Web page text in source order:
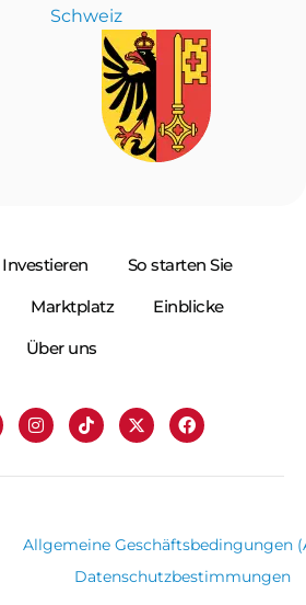
Schweiz
Investieren
So starten Sie
Marktplatz
Einblicke
Über uns
Allgemeine Geschäftsbedingungen
Datenschutzbestimmungen